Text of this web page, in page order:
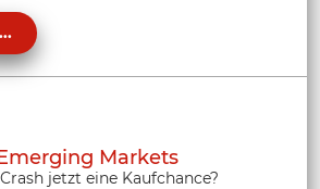
Markets
jetzt eine Kaufchance?